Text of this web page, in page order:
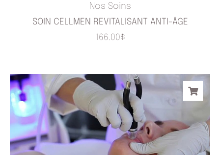
Nos Soins
SOIN CELLMEN REVITALISANT ANTI-ÂGE
166.00$